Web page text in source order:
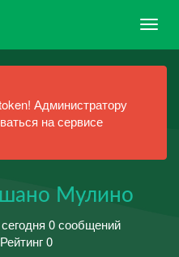
Администратору
на сервисе
Мулино
0 сообщений
0